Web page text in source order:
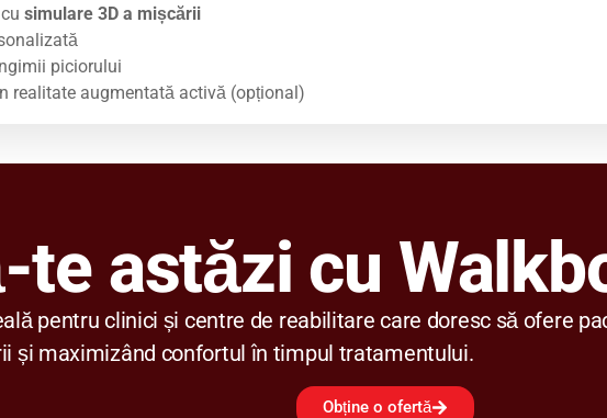
simulare 3D a mișcării
piciorului
realitate augmentată activă (opțional)
te astăzi cu
pentru clinici și centre de reabilitare care doresc să ofere
și maximizând confortul în timpul tratamentului.
Obține o ofertă